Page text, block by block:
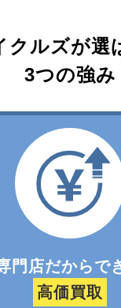
クルズが選
3つの強み
門店だからで
高価買取